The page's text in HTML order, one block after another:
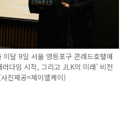
달 9일 서울 영등포구 콘래드호텔에
다임 시작, 그리고 JLK의 미래’ 비전
진제공=제이엘케이)